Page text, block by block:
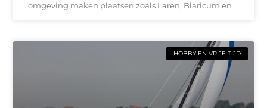
omgeving maken plaatsen zoals Laren, Blaricum en
HOBBY EN VRIJE TIJD